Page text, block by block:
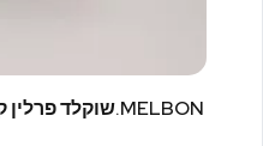
MELBON.שוקלד פרלין קקאו אדום מבריק 1ק"ג 6\1